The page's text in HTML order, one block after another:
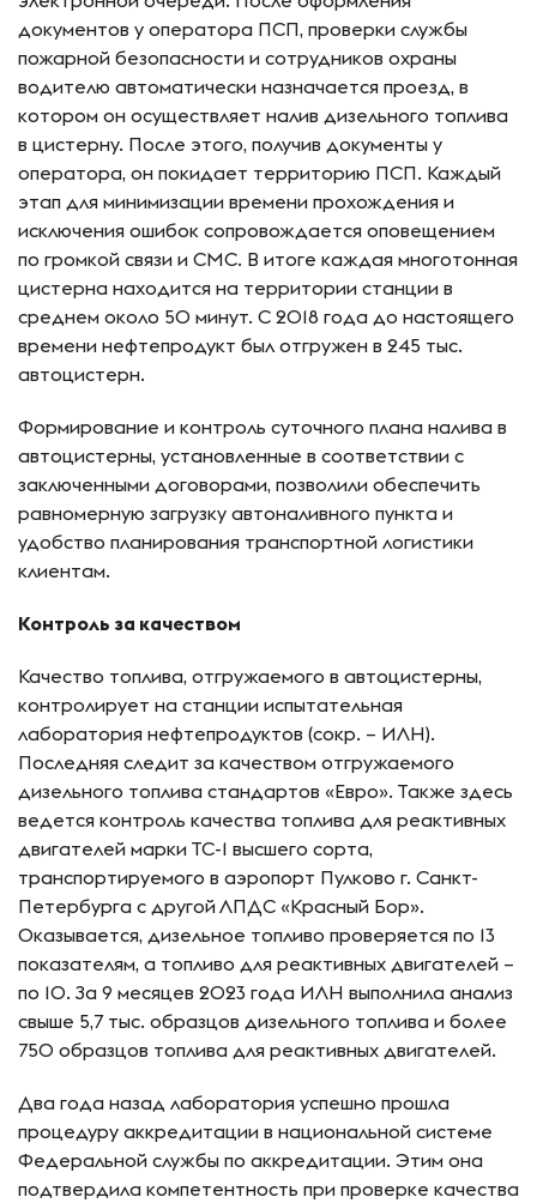
документов у оператора ПСП, проверки службы
пожарной безопасности и сотрудников охраны
водителю автоматически назначается проезд, в
котором он осуществляет налив дизельного топлива
в цистерну. После этого, получив документы у
оператора, он покидает территорию ПСП. Каждый
этап для минимизации времени прохождения и
исключения ошибок сопровождается оповещением
по громкой связи и СМС. В итоге каждая многотонная
цистерна находится на территории станции в
среднем около 50 минут. С 2018 года до настоящего
времени нефтепродукт был отгружен в 245 тыс.
автоцистерн.
Формирование и контроль суточного плана налива в
автоцистерны, установленные в соответствии с
заключенными договорами, позволили обеспечить
равномерную загрузку автоналивного пункта и
удобство планирования транспортной логистики
клиентам.
Контроль за качеством
Качество топлива, отгружаемого в автоцистерны,
контролирует на станции испытательная
лаборатория нефтепродуктов (сокр. – ИЛН).
Последняя следит за качеством отгружаемого
дизельного топлива стандартов «Евро». Также здесь
ведется контроль качества топлива для реактивных
двигателей марки ТС-1 высшего сорта,
транспортируемого в аэропорт Пулково г. Санкт-
Петербурга с другой ЛПДС «Красный Бор».
Оказывается, дизельное топливо проверяется по 13
показателям, а топливо для реактивных двигателей –
по 10. За 9 месяцев 2023 года ИЛН выполнила анализ
свыше 5,7 тыс. образцов дизельного топлива и более
750 образцов топлива для реактивных двигателей.
Два года назад лаборатория успешно прошла
процедуру аккредитации в национальной системе
Федеральной службы по аккредитации. Этим она
подтвердила компетентность при проверке качества